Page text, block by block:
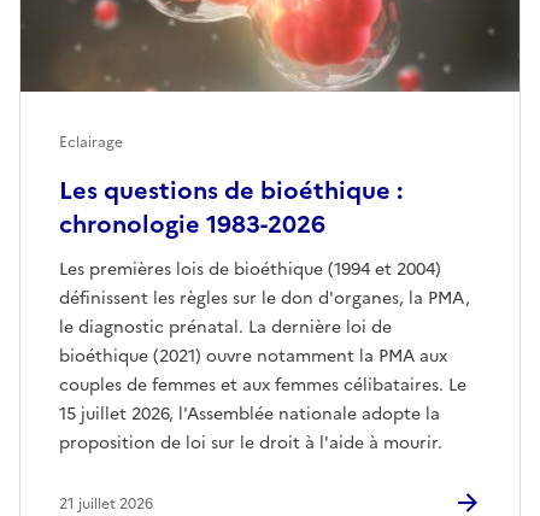
Les questions de bioéthique :
chronologie 1983-2026
Les premières lois de bioéthique (1994 et 2004)
définissent les règles sur le don d'organes, la PMA,
le diagnostic prénatal. La dernière loi de
bioéthique (2021) ouvre notamment la PMA aux
couples de femmes et aux femmes célibataires. Le
15 juillet 2026, l'Assemblée nationale adopte la
proposition de loi sur le droit à l'aide à mourir.
Eclairage
21 juillet 2026